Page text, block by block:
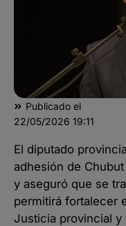
Publicado el
22/05/2026 19:11
El diputado
adhesión de
y aseguró que se
permitirá fortalecer
Justicia provincial